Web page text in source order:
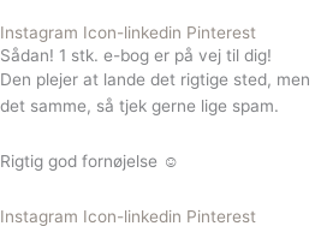
Instagram Icon-linkedin Pinterest
Sådan! 1 stk. e-bog er på vej til dig!
Den plejer at lande det rigtige sted,
det samme, så tjek gerne lige spam.
Rigtig god fornøjelse ☺️
Instagram Icon-linkedin Pinterest